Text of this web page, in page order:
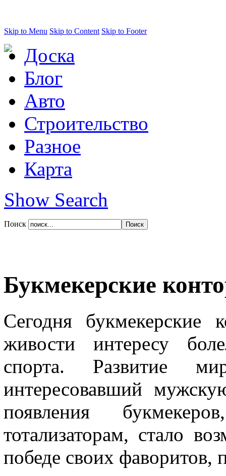
Skip to Menu Skip to Content Skip to Footer
Доска
Блог
Авто
Строительство
Разное
Карта
Show Search
Поиск
Букмекерские
Сегодня букмекерские
живости интересу
спорта. Развитие
интересовавший
появления
тотализаторам, стало
победе своих фаворитов,